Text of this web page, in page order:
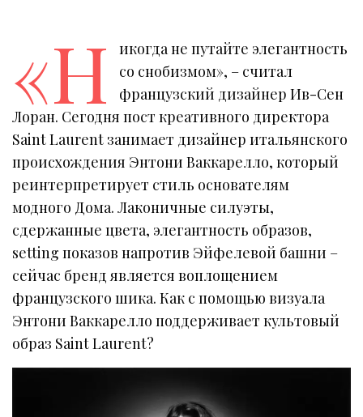
«Н
икогда не путайте элегантность
со снобизмом», – считал
французский дизайнер Ив-Сен
Лоран. Сегодня пост креативного директора
Saint Laurent занимает дизайнер итальянского
происхождения Энтони Ваккарелло, который
реинтерпретирует стиль основателям
модного Дома. Лаконичные силуэты,
сдержанные цвета, элегантность образов,
setting показов напротив Эйфелевой башни –
сейчас бренд является воплощением
французского шика. Как с помощью визуала
Энтони Ваккарелло поддерживает культовый
образ Saint Laurent?